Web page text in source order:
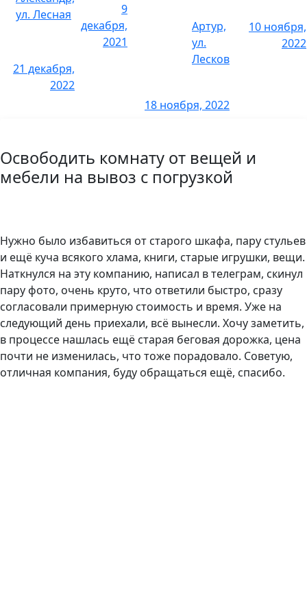
2 комнаты
3 комнаты
3200 р.
3 комнаты 5400 р.
Освободить комнату от вещей и
мебели на вывоз с погрузкой
Нужно было избавиться от старого шкафа, пару стульев
и ещё куча всякого хлама, книги, старые игрушки, вещи.
Наткнулся на эту компанию, написал в телеграм, скинул
пару фото, очень круто, что ответили быстро, сразу
согласовали примерную стоимость и время. Уже на
следующий день приехали, всё вынесли. Хочу заметить,
в процессе нашлась ещё старая беговая дорожка, цена
почти не изменилась, что тоже порадовало. Советую,
отличная компания, буду обращаться ещё, спасибо.
ул. Лесная
21 декабря,
2022
9
декабря,
2021
Артур,
ул.
Лесков
18 ноября, 2022
10 ноября,
2022